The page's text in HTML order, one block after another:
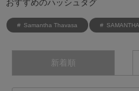
おすすめのハッシュタグ
Samantha Thavasa
新着順